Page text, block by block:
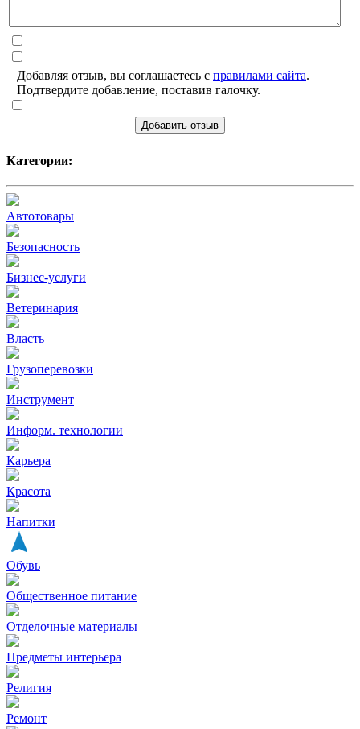
Добавляя отзыв, вы соглашаетесь с правилами сайта.
Подтвердите добавление, поставив галочку.
Добавить отзыв
Категории:
Автотовары
Безопасность
Бизнес-услуги
Ветеринария
Власть
Грузоперевозки
Инструмент
Информ. технологии
Карьера
Красота
Напитки
Обувь
Общественное питание
Отделочные материалы
Предметы интерьера
Религия
Ремонт